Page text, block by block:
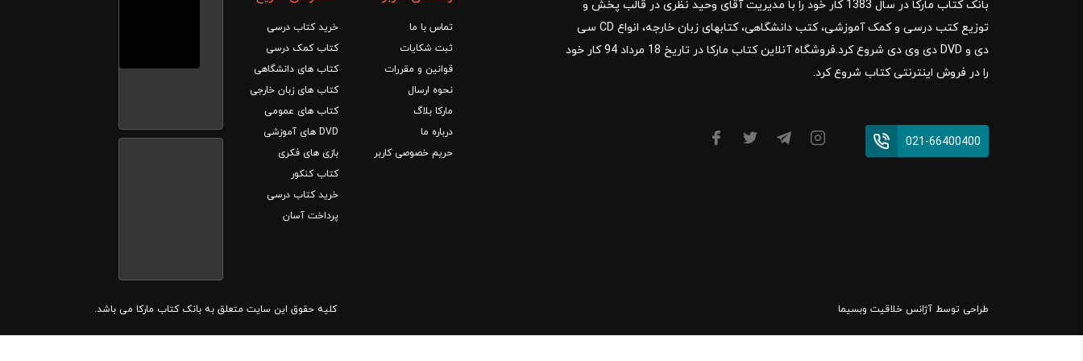
بانک کتاب مارکا در سال 1383 کار خود را با مدیریت آقای وحید نظری در قالب پخش و
توزیع کتب درسی و کمک آموزشی، کتب دانشگاهی، کتابهای زبان خارجه، انواع CD سی
دی و DVD دی وی دی شروع کرد.فروشگاه آنلاین کتاب مارکا در تاریخ 18 مرداد 94 کار خود
را در فروش اینترنتی کتاب شروع کرد.
021-66400400
تماس با ما
ثبت شکایات
قوانین و مقررات
نحوه ارسال
مارکا بلاگ
درباره ما
حریم خصوصی کاربر
خرید کتاب درسی
کتاب کمک درسی
کتاب های دانشگاهی
کتاب های زبان خارجی
کتاب های عمومی
DVD های آموزشی
بازی های فکری
کتاب کنکور
خرید کتاب درسی
پرداخت آسان
طراحی توسط آژانس خلاقیت وبسیما کلیه حقوق این سایت متعلق به بانک کتاب مارکا می باشد.